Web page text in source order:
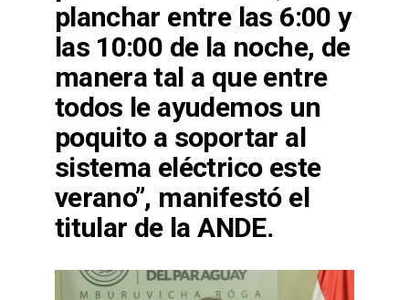
planchar entre las 6:00 y
las 10:00 de la noche, de
manera tal a que entre
todos le ayudemos un
poquito a soportar al
sistema eléctrico este
verano”, manifestó el
titular de la ANDE.